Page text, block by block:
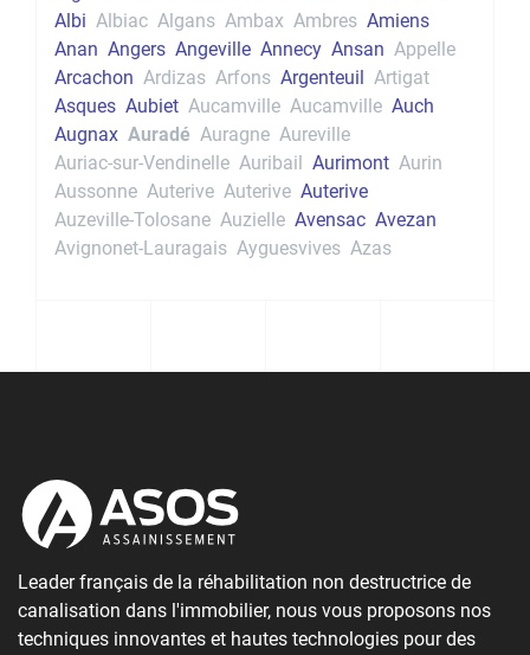
Albi Albiac Algans Ambax Ambres Amiens
Anan Angers Angeville Annecy Ansan Appelle
Arcachon Ardizas Arfons Argenteuil Artigat
Asques Aubiet Aucamville Aucamville Auch
Augnax Auradé Auragne Aureville
Auriac-sur-Vendinelle Auribail Aurimont Aurin
Aussonne Auterive Auterive Auterive
Auzeville-Tolosane Auzielle Avensac Avezan
Avignonet-Lauragais Ayguesvives Azas
Leader français de la réhabilitation non destructrice de
canalisation dans l'immobilier, nous vous proposons nos
techniques innovantes et hautes technologies pour des